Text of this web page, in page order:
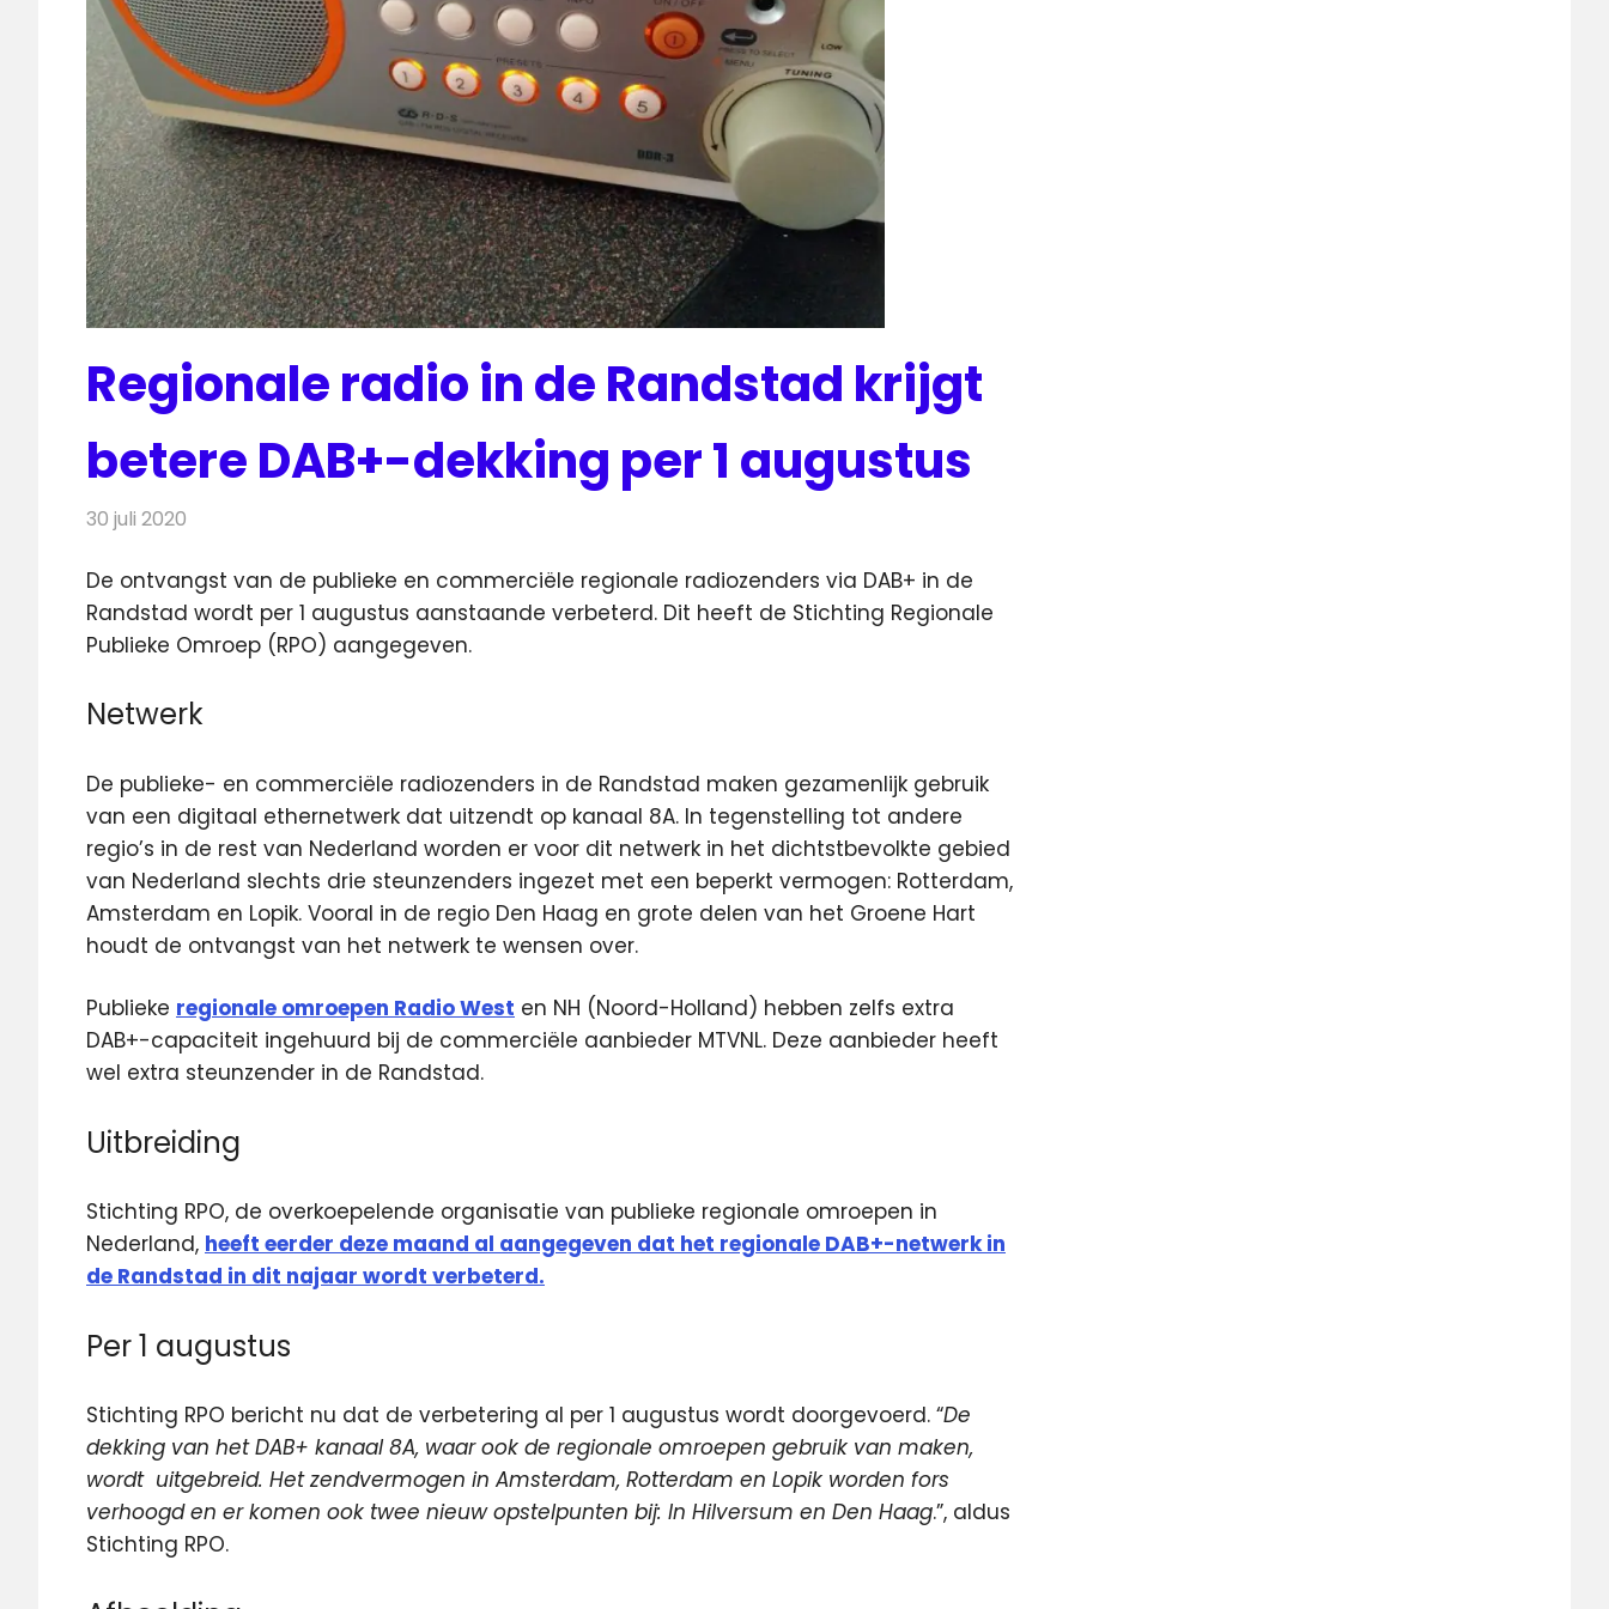
Regionale radio in de Randstad krijgt
betere DAB+-dekking per 1 augustus
30 juli 2020
De ontvangst van de publieke en commerciële regionale radiozenders via DAB+ in de
Randstad wordt per 1 augustus aanstaande verbeterd. Dit heeft de Stichting Regionale
Publieke Omroep (RPO) aangegeven.
Netwerk
De publieke- en commerciële radiozenders in de Randstad maken gezamenlijk gebruik
van een digitaal ethernetwerk dat uitzendt op kanaal 8A. In tegenstelling tot andere
regio’s in de rest van Nederland worden er voor dit netwerk in het dichtstbevolkte gebied
van Nederland slechts drie steunzenders ingezet met een beperkt vermogen: Rotterdam,
Amsterdam en Lopik. Vooral in de regio Den Haag en grote delen van het Groene Hart
houdt de ontvangst van het netwerk te wensen over.
Publieke regionale omroepen Radio West en NH (Noord-Holland) hebben zelfs extra
DAB+-capaciteit ingehuurd bij de commerciële aanbieder MTVNL. Deze aanbieder heeft
wel extra steunzender in de Randstad.
Uitbreiding
Stichting RPO, de overkoepelende organisatie van publieke regionale omroepen in
Nederland, heeft eerder deze maand al aangegeven dat het regionale DAB+-netwerk in
de Randstad in dit najaar wordt verbeterd.
Per 1 augustus
Stichting RPO bericht nu dat de verbetering al per 1 augustus wordt doorgevoerd. “De
dekking van het DAB+ kanaal 8A, waar ook de regionale omroepen gebruik van maken,
wordt uitgebreid. Het zendvermogen in Amsterdam, Rotterdam en Lopik worden fors
verhoogd en er komen ook twee nieuw opstelpunten bij: In Hilversum en Den Haag.”, aldus
Stichting RPO.